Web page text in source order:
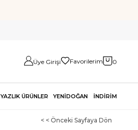
Üye Girişi Favorilerim 0
YAZLIK ÜRÜNLER YENİDOĞAN İNDİRİM
< < Önceki Sayfaya Dön